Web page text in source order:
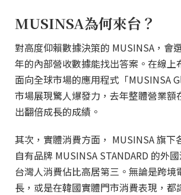
MUSINSA為何來台？
對高度仰賴數據決策的 MUSINSA，會
年的內部營收數據能找出答案。在線上
面向全球市場的應用程式「MUSINSA
市場展現驚人爆發力，去年整體營業額
出翻倍成長的成績。
其次，實體消費方面， MUSINSA 旗下
自有品牌 MUSINSA STANDARD 的外
台灣人消費佔比高居第三。無論是跨境
長，或是在韓國實體門市消費表現，都